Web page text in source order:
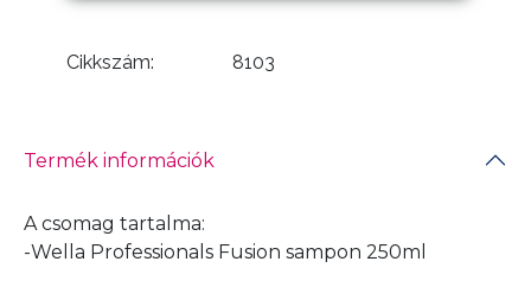
Cikkszám: 8103
Termék információk
A csomag tartalma:
-Wella Professionals Fusion sampon 250ml